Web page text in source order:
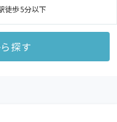
徒歩5分以下
探す